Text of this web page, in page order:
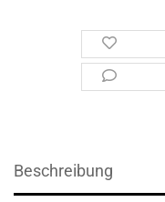
Beschreibung